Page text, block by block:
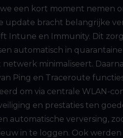
een kort moment nemen
update bracht belangrijke
Intune en Immunity. Dit
automatisch in
minimaliseert.
Ping en Traceroute
om via centrale WLAN-
en prestaties ten
automatische verversing,
in te loggen. Ook